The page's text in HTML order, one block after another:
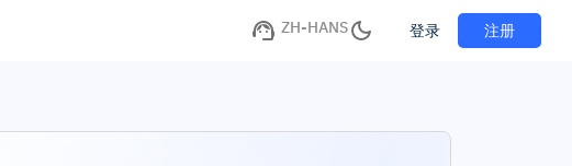
ZH-HANS 登录 注册